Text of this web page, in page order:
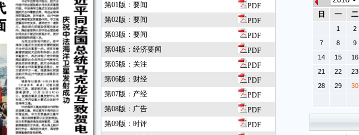
第01版：要闻
PDF
第02版：要闻
PDF
第03版：要闻
PDF
第04版：经济要闻
PDF
第05版：关注
PDF
第06版：财经
PDF
第07版：产经
PDF
第08版：广告
PDF
第09版：时评
PDF
日 一 二
1 2
7
8 9
14
15 16
21
22 23
28
29 30